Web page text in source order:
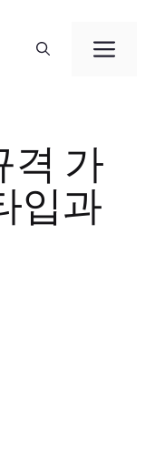
메
격 가
입과